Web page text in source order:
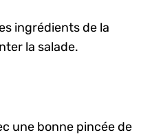
ingrédients de la
la salade.
une bonne pincée de